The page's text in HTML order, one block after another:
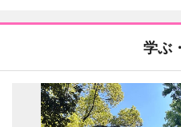
学ぶ